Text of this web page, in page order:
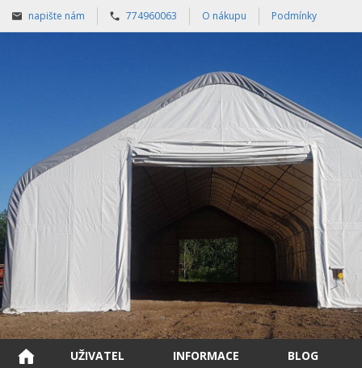
napište nám 774960063 O nákupu Podmínky
UŽIVATEL INFORMACE BLOG